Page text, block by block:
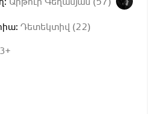
Դետեկտիվ (22)